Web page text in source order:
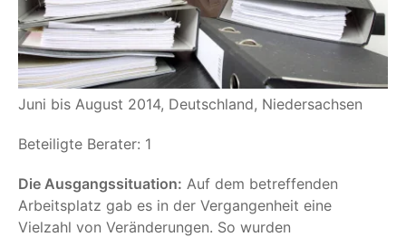
Juni bis August 2014, Deutschland, Niedersachsen
Beteiligte Berater: 1
Die Ausgangssituation: Auf dem betreffenden
Arbeitsplatz gab es in der Vergangenheit eine
Vielzahl von Veränderungen. So wurden